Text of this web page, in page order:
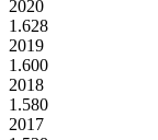
2020
1.628
2019
1.600
2018
1.580
2017